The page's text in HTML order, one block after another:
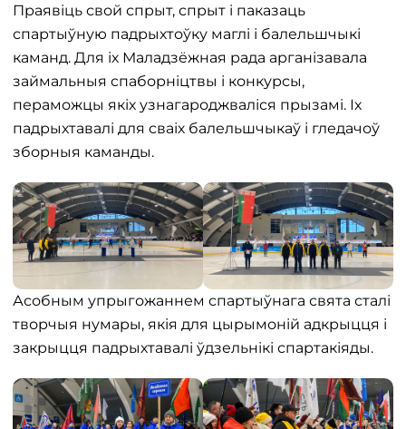
Праявіць свой спрыт, спрыт і паказаць
спартыўную падрыхтоўку маглі і балельшчыкі
каманд. Для іх Маладзёжная рада арганізавала
займальныя спаборніцтвы і конкурсы,
пераможцы якіх узнагароджваліся прызамі. Іх
падрыхтавалі для сваіх балельшчыкаў і гледачоў
зборныя каманды.
Асобным упрыгожаннем спартыўнага свята сталі
творчыя нумары, якія для цырымоній адкрыцця і
закрыцця падрыхтавалі ўдзельнікі спартакіяды.